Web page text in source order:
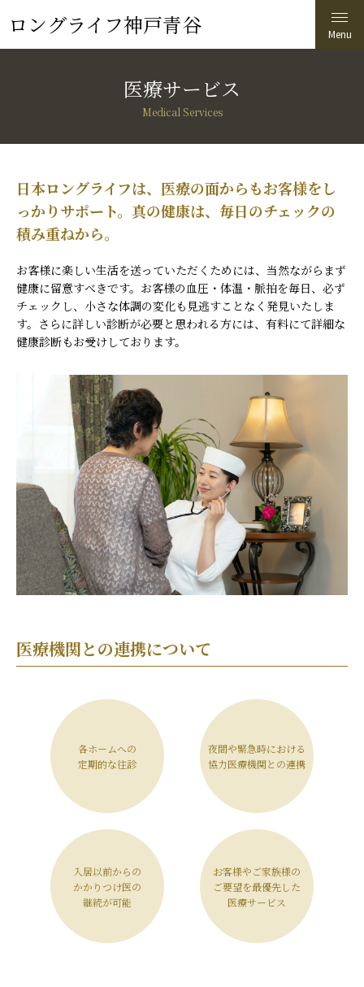
ロングライフ神戸青谷
医療サービス
Medical Services
日本ロングライフは、医療の面からもお客様をし
っかりサポート。真の健康は、毎日のチェックの
積み重ねから。
お客様に楽しい生活を送っていただくためには、当然ながらまず
健康に留意すべきです。お客様の血圧・体温・脈拍を毎日、必ず
チェックし、小さな体調の変化も見逃すことなく発見いたしま
す。さらに詳しい診断が必要と思われる方には、有料にて詳細な
健康診断もお受けしております。
医療機関との連携について
各ホームへの
定期的な往診
夜間や緊急時における
協力医療機関との連携
入居以前からの
かかりつけ医の
継続が可能
お客様やご家族様の
ご要望を最優先した
医療サービス